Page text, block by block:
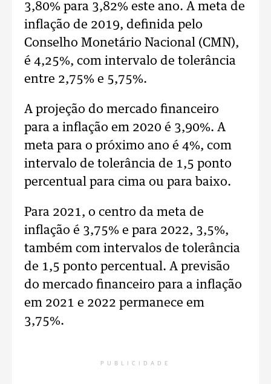
3,80% para 3,82% este ano. A meta de
inflação de 2019, definida pelo
Conselho Monetário Nacional (CMN),
é 4,25%, com intervalo de tolerância
entre 2,75% e 5,75%.
A projeção do mercado financeiro
para a inflação em 2020 é 3,90%. A
meta para o próximo ano é 4%, com
intervalo de tolerância de 1,5 ponto
percentual para cima ou para baixo.
Para 2021, o centro da meta de
inflação é 3,75% e para 2022, 3,5%,
também com intervalos de tolerância
de 1,5 ponto percentual. A previsão
do mercado financeiro para a inflação
em 2021 e 2022 permanece em
3,75%.
PUBLICIDADE